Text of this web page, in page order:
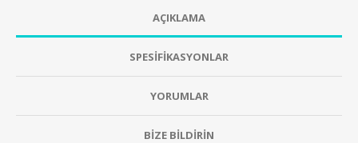
AÇIKLAMA
SPESİFİKASYONLAR
YORUMLAR
BİZE BİLDİRİN